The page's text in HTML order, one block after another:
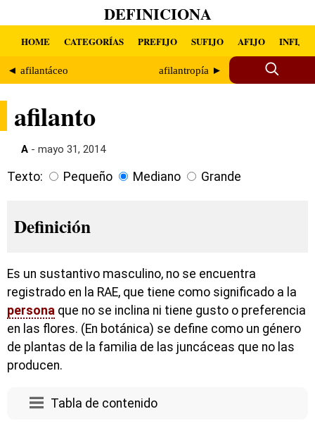
DEFINICIONA
HOME CATEGORÍAS PREFIJO SUFIJO AFIJO INFIJO
◄ afilantáceo afilantropía ►
afilanto
A - mayo 31, 2014
Texto: Pequeño Mediano Grande
Definición
Es un sustantivo masculino, no se encuentra
registrado en la RAE, que tiene como significado a la
persona que no se inclina ni tiene gusto o preferencia
en las flores. (En botánica) se define como un género
de plantas de la familia de las juncáceas que no las
producen.
Tabla de contenido